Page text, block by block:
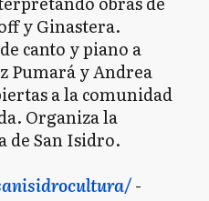
y Ginastera.
canto y piano a
Pumará y Andrea
a la comunidad
Organiza la
de San Isidro.
-